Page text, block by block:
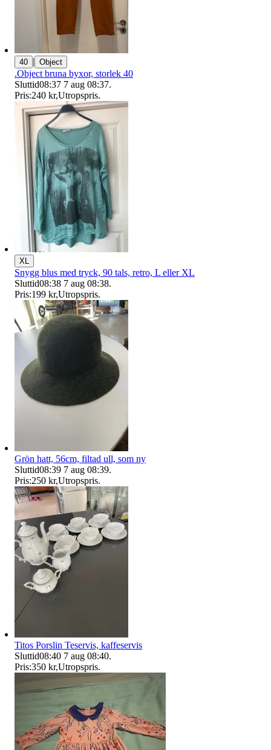
40 | Object
.Object bruna byxor, storlek 40
Sluttid08:37 7 aug 08:37.
Pris:240 kr,Utropspris.
XL
Snygg blus med tryck, 90 tals, retro, L eller XL
Sluttid08:38 7 aug 08:38.
Pris:199 kr,Utropspris.
Grön hatt, 56cm, filtad ull, som ny
Sluttid08:39 7 aug 08:39.
Pris:250 kr,Utropspris.
Titos Porslin Teservis, kaffeservis
Sluttid08:40 7 aug 08:40.
Pris:350 kr,Utropspris.